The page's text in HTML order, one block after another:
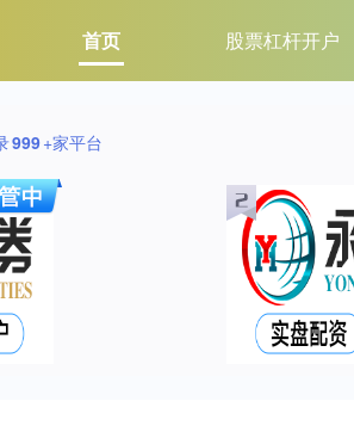
首页 股票杠杆开户
999+家平台